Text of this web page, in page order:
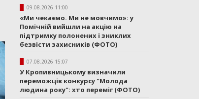
09.08.2026 11:00
«Ми чекаємо. Ми не мовчимо»: у
Помічній вийшли на акцію на
підтримку полонених і зниклих
безвісти захисників (ФОТО)
07.08.2026 15:07
У Кропивницькому визначили
переможців конкурсу "Молода
людина року": хто переміг (ФОТО)